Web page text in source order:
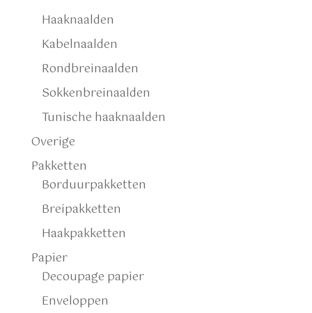
Haaknaalden
Kabelnaalden
Rondbreinaalden
Sokkenbreinaalden
Tunische haaknaalden
Overige
Pakketten
Borduurpakketten
Breipakketten
Haakpakketten
Papier
Decoupage papier
Enveloppen